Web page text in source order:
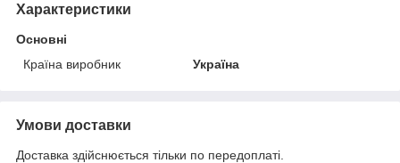
Характеристики
Основні
Країна виробник
Україна
Умови доставки
Доставка здійснюється тільки по передоплаті.